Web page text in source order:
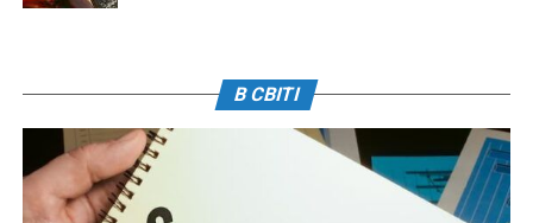
В СВІТІ